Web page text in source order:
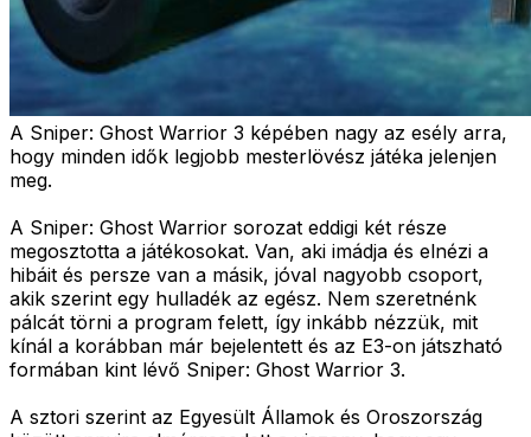
A Sniper: Ghost Warrior 3 képében nagy az esély arra,
hogy minden idők legjobb mesterlövész játéka jelenjen
meg.
A Sniper: Ghost Warrior sorozat eddigi két része
megosztotta a játékosokat. Van, aki imádja és elnézi a
hibáit és persze van a másik, jóval nagyobb csoport,
akik szerint egy hulladék az egész. Nem szeretnénk
pálcát törni a program felett, így inkább nézzük, mit
kínál a korábban már bejelentett és az E3-on játszható
formában kint lévő Sniper: Ghost Warrior 3.
A sztori szerint az Egyesült Államok és Oroszország